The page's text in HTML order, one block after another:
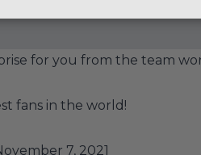
for you from the team
fans in the world!
7, 2021